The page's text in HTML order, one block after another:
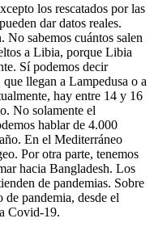
los rescatados por las
dar datos reales.
No sabemos cuántos salen
a Libia, porque Libia
Sí podemos decir
llegan a Lampedusa o a
hay entre 14 y 16
No solamente el
hablar de 4.000
En el Mediterráneo
Por otra parte, tenemos
hacia Bangladesh. Los
de pandemias. Sobre
pandemia, desde el
Covid-19.